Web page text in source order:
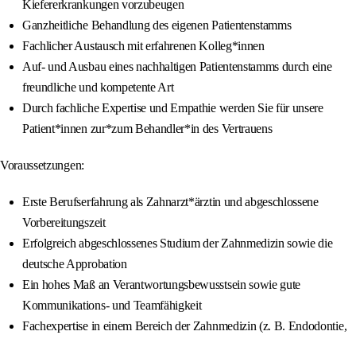
Kiefererkrankungen vorzubeugen
Ganzheitliche Behandlung des eigenen Patientenstamms
Fachlicher Austausch mit erfahrenen Kolleg*innen
Auf- und Ausbau eines nachhaltigen Patientenstamms durch eine
freundliche und kompetente Art
Durch fachliche Expertise und Empathie werden Sie für unsere
Patient*innen zur*zum Behandler*in des Vertrauens
Voraussetzungen:
Erste Berufserfahrung als Zahnarzt*ärztin und abgeschlossene
Vorbereitungszeit
Erfolgreich abgeschlossenes Studium der Zahnmedizin sowie die
deutsche Approbation
Ein hohes Maß an Verantwortungsbewusstsein sowie gute
Kommunikations- und Teamfähigkeit
Fachexpertise in einem Bereich der Zahnmedizin (z. B. Endodontie,